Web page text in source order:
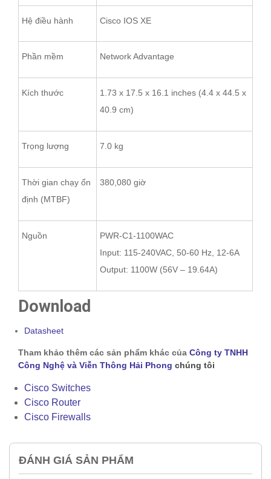
Hệ điều hành Cisco IOS XE
Phần mềm Network Advantage
Kích thước
1.73 x 17.5 x 16.1 inches (4.4 x 44.5 x
40.9 cm)
Trọng lượng 7.0 kg
Thời gian chạy ổn
định (MTBF)
380,080 giờ
Nguồn
PWR-C1-1100WAC
Input: 115-240VAC, 50-60 Hz, 12-6A
Output: 1100W (56V – 19.64A)
Download
Datasheet
Tham khảo thêm các sản phẩm khác của Công ty TNHH
Công Nghệ và Viễn Thông Hải Phong chúng tôi
Cisco Switches
Cisco Router
Cisco Firewalls
ĐÁNH GIÁ SẢN PHẨM